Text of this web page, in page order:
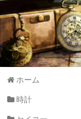
ホーム
時計